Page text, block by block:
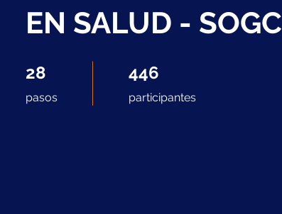
EN SALUD - SOGC
28
pasos
446
participantes
446 participantes